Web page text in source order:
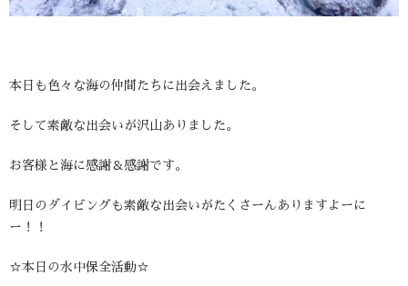
本日も色々な海の仲間たちに出会えました。
そして素敵な出会いが沢山ありました。
お客様と海に感謝＆感謝です。
明日のダイビングも素敵な出会いがたくさーんありますよーに
ー！！
☆本日の水中保全活動☆